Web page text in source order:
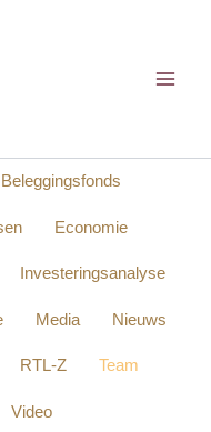
Beleggingsfonds
Economie
Investeringsanalyse
Media Nieuws
RTL-Z Team
Video